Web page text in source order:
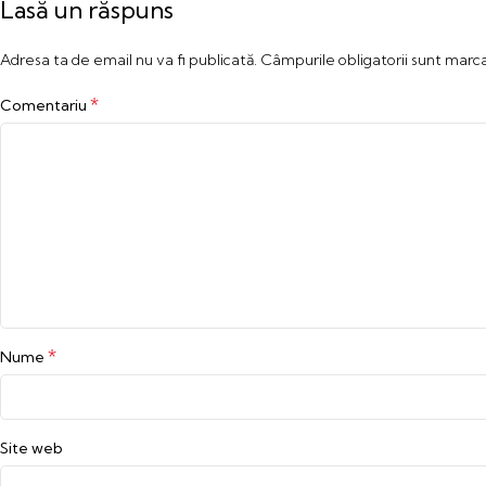
Lasă un răspuns
Adresa ta de email nu va fi publicată. Câmpurile obligatorii sunt
Comentariu *
Nume *
Site web